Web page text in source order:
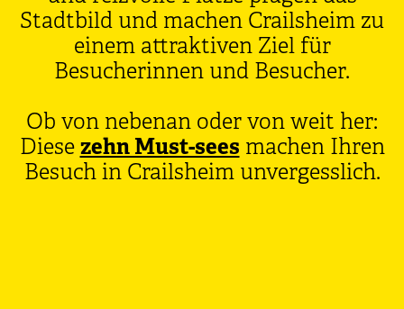
Stadtbild und machen Crailsheim zu
einem attraktiven Ziel für
Besucherinnen und Besucher.
Ob von nebenan oder von weit her:
Diese zehn Must-sees machen Ihren
Besuch in Crailsheim unvergesslich.